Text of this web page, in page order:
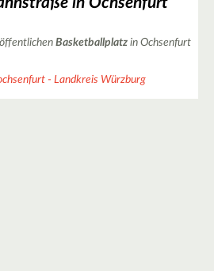
Basketballplatz in Ochsenfurt
- Landkreis Würzburg